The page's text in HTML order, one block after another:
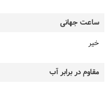
ساعت جهانی
خیر
مقاوم در برابر آب